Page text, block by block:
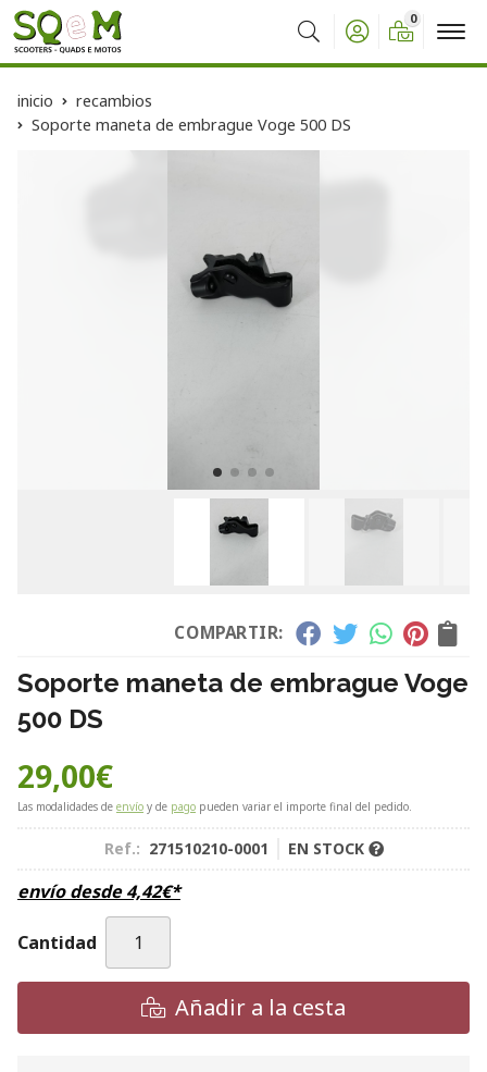
Buscar
0
inicio
recambios
Soporte maneta de embrague Voge 500 DS
COMPARTIR:
Soporte maneta de embrague Voge
500 DS
29,00€
Las modalidades de envío y de pago pueden variar el importe final del pedido.
Ref.: 271510210-0001 EN STOCK
envío desde4,42€*
Cantidad
Añadir a la cesta